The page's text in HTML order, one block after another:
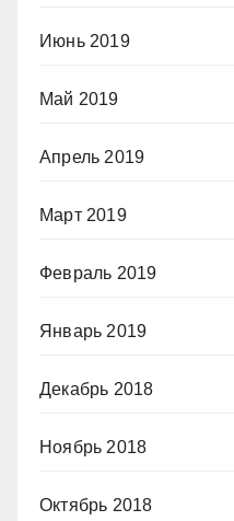
Июнь 2019
Май 2019
Апрель 2019
Март 2019
Февраль 2019
Январь 2019
Декабрь 2018
Ноябрь 2018
Октябрь 2018